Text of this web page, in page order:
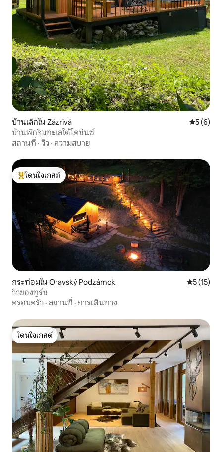
บ้านเล็กใน Zázrivá คะแนนเฉ
5 (6)
บ้านพักริมทะเลใต้โคซินซ์
สถานที่ · วิว · ความสบาย
โดนใจเกสต์ที่สุด
โดนใจเกสต์
กระท่อมใน Oravský Podzámok คะแนนเฉลี่
5 (15)
วิวของทูร์ซ
ครอบครัว · สถานที่ · การเดินทาง
โดนใจเกสต์
โดนใจเกสต์